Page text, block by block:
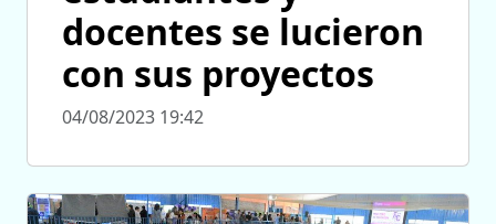
docentes se lucieron
con sus proyectos
04/08/2023 19:42